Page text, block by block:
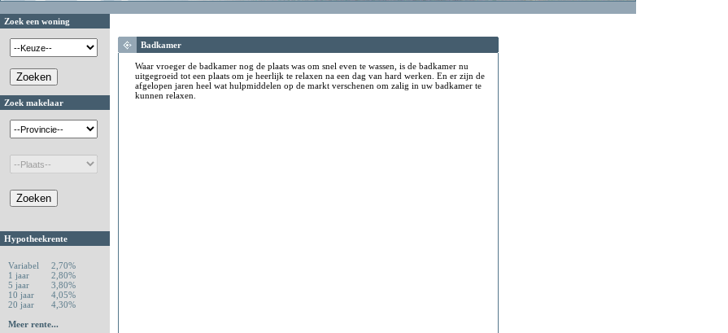
Zoek een woning
Zoek makelaar
Hypotheekrente
Variabel
2,70%
1 jaar
2,80%
5 jaar
3,80%
10 jaar
4,05%
20 jaar
4,30%
Meer rente...
Badkamer
Waar vroeger de badkamer nog de plaats was om snel even te wassen, is de badkamer nu
uitgegroeid tot een plaats om je heerlijk te relaxen na een dag van hard werken. En er zijn de
afgelopen jaren heel wat hulpmiddelen op de markt verschenen om zalig in uw badkamer te
kunnen relaxen.